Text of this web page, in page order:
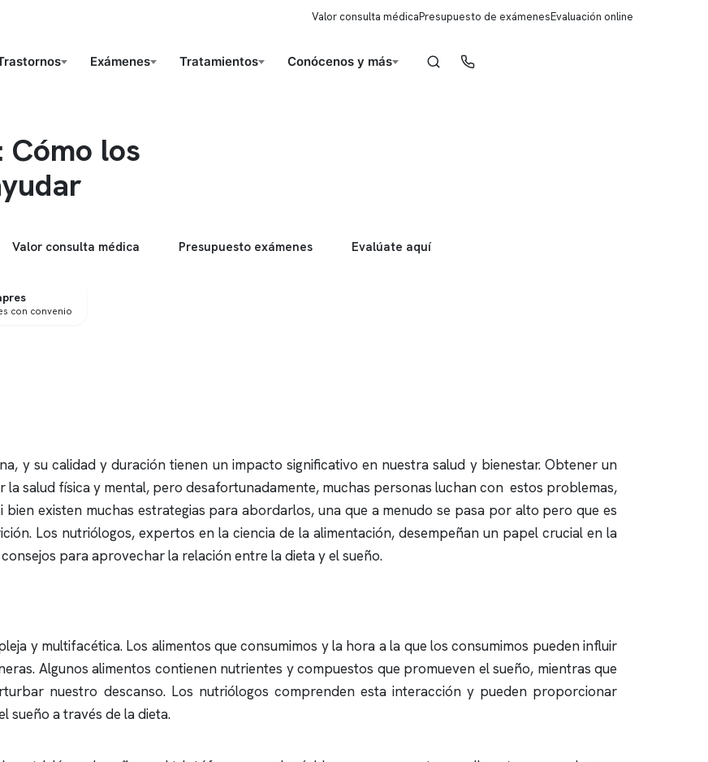
Valor consulta médicaPresupuesto de exámenesEvaluación online
Exámenes Tratamientos Conócenos y más
Cómo los
Valor consulta médica Presupuesto exámenes Evalúate aquí
con convenio
y su calidad y duración tienen un impacto significativo en nuestra salud y bienestar. Obtener un
la salud física y mental, pero desafortunadamente, muchas personas luchan con estos problemas,
bien existen muchas estrategias para abordarlos, una que a menudo se pasa por alto pero que es
Los nutriólogos, expertos en la ciencia de la alimentación, desempeñan un papel crucial en la
para aprovechar la relación entre la dieta y el sueño.
y multifacética. Los alimentos que consumimos y la hora a la que los consumimos pueden influir
Algunos alimentos contienen nutrientes y compuestos que promueven el sueño, mientras que
nuestro descanso. Los nutriólogos comprenden esta interacción y pueden proporcionar
sueño a través de la dieta.